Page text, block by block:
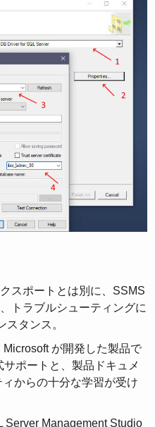
スポートとは別に、SSMS
トラブルシューティングに
スタンス。
Microsoft が開発した製品で
ポートと、製品ドキュメ
からの十分な学習が受け
Server Management Studio